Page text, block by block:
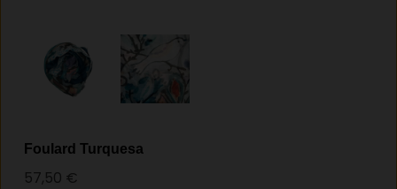
Foulard Turquesa
57,50 €